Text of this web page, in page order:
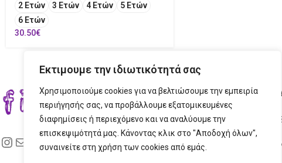
Εκτιμουμε την ιδιωτικότητά σας
Χρησιμοποιούμε cookies για να βελτιώσουμε την εμπειρία
περιήγησής σας, να προβάλλουμε εξατομικευμένες
διαφημίσεις ή περιεχόμενο και να αναλύουμε την
επισκεψιμότητά μας. Κάνοντας κλικ στο "Αποδοχή όλων",
συναινείτε στη χρήση των cookies από εμάς.
2 Ετών 3 Ετών 4 Ετών
5 Ετών
6 Ετών
30.50€